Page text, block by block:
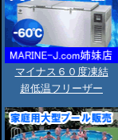
マイナス６０度凍結
超低温フリーザー